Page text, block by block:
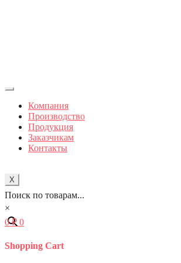
Компания
Производство
Продукция
Заказчикам
Контакты
X
Поиск по товарам...
×
0₽ 0
Shopping Cart